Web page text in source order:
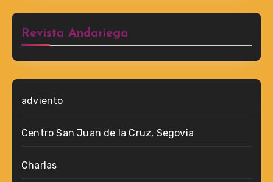
Revista Andariega
adviento
Centro San Juan de la Cruz, Segovia
Charlas